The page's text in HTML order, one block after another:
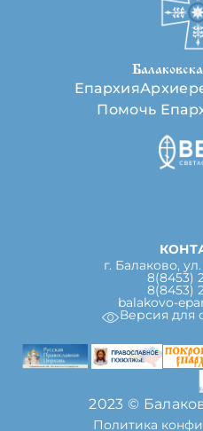
Епархия
Помочь
г. Балаково,
8(8453)
8(8453)
balakovo-
Версия для
2023 ©
Политика